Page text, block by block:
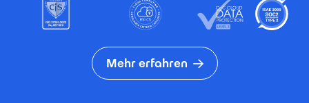
Mehr erfahren